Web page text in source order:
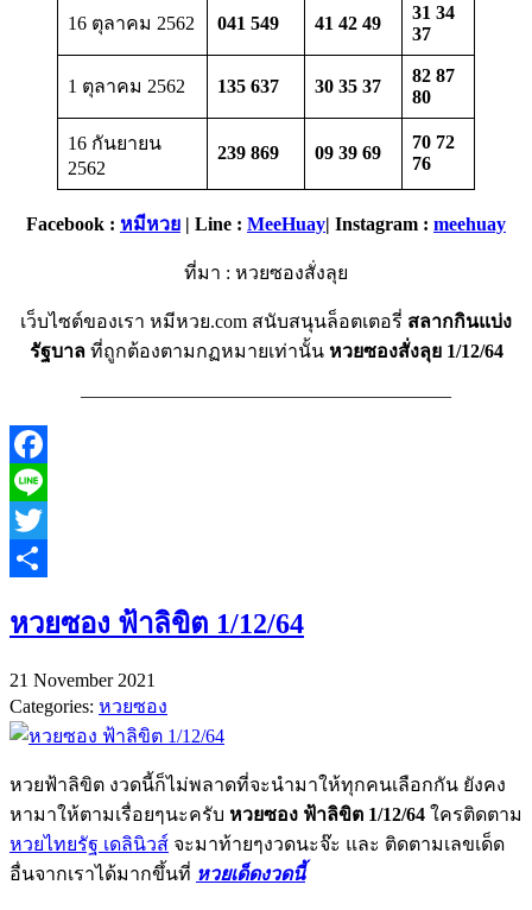
16 ตุลาคม 2562 041 549 41 42 49
31 34
37
1 ตุลาคม 2562 135 637 30 35 37
82 87
80
16 กันยายน
2562
239 869 09 39 69
70 72
76
Facebook : หมีหวย | Line : MeeHuay| Instagram : meehuay
ที่มา : หวยซองสั่งลุย
เว็บไซต์ของเรา หมีหวย.com สนับสนุนล็อตเตอรี่ สลากกินแบ่ง
รัฐบาล ที่ถูกต้องตามกฏหมายเท่านั้น หวยซองสั่งลุย 1/12/64
———————————————————–
Facebook
Line
Twitter
หวยซอง ฟ้าลิขิต 1/12/64
21 November 2021
Categories: หวยซอง
หวยฟ้าลิขิต งวดนี้ก็ไม่พลาดที่จะนำมาให้ทุกคนเลือกกัน ยังคง
หามาให้ตามเรื่อยๆนะครับ หวยซอง ฟ้าลิขิต 1/12/64 ใครติดตาม
หวยไทยรัฐ เดลินิวส์ จะมาท้ายๆงวดนะจ๊ะ และ ติดตามเลขเด็ด
อื่นจากเราได้มากขึ้นที่ หวยเด็ดงวดนี้